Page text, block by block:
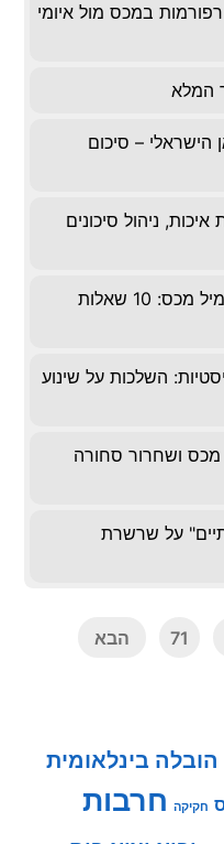
מול איומי
– סיכום
ניהול סיכונים
מדריך לבחירת חברת שילוח ועמיל מכס: 10 שאלות
על שינוע
ושחרור סחורה
שרשרת
הבא
בינלאומית